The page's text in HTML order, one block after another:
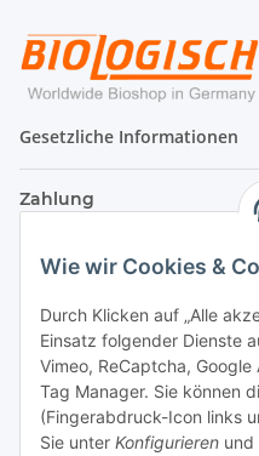
Wie wir Cookies &
Durch Klicken auf „Alle
Einsatz folgender Dienste
Vimeo, ReCaptcha,
Tag Manager. Sie können
(Fingerabdruck-Icon links
Sie unter Konfigurieren und
Gesetzliche Informationen
Zahlung